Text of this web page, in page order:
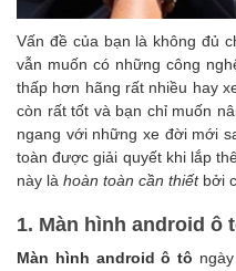
Vấn đề của bạn là không đủ
vẫn muốn có những công
thấp hơn hãng rất nhiều hay
còn rất tốt và bạn chỉ muốn
ngang với những xe đời mới
toàn được giải quyết khi lắp
này là hoàn toàn cần thiếtbởi
1. Màn hình android ô
Màn hình android ô tô